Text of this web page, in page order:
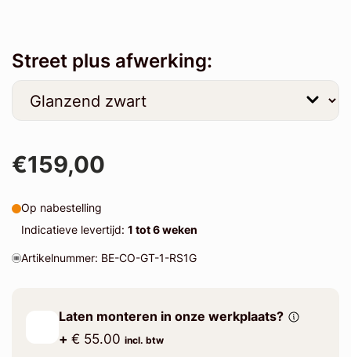
Street plus afwerking:
€159,00
Op nabestelling
Indicatieve levertijd: 1 tot 6 weken
Artikelnummer: BE-CO-GT-1-RS1G
Laten monteren in onze werkplaats?
+ € 55.00 incl. btw